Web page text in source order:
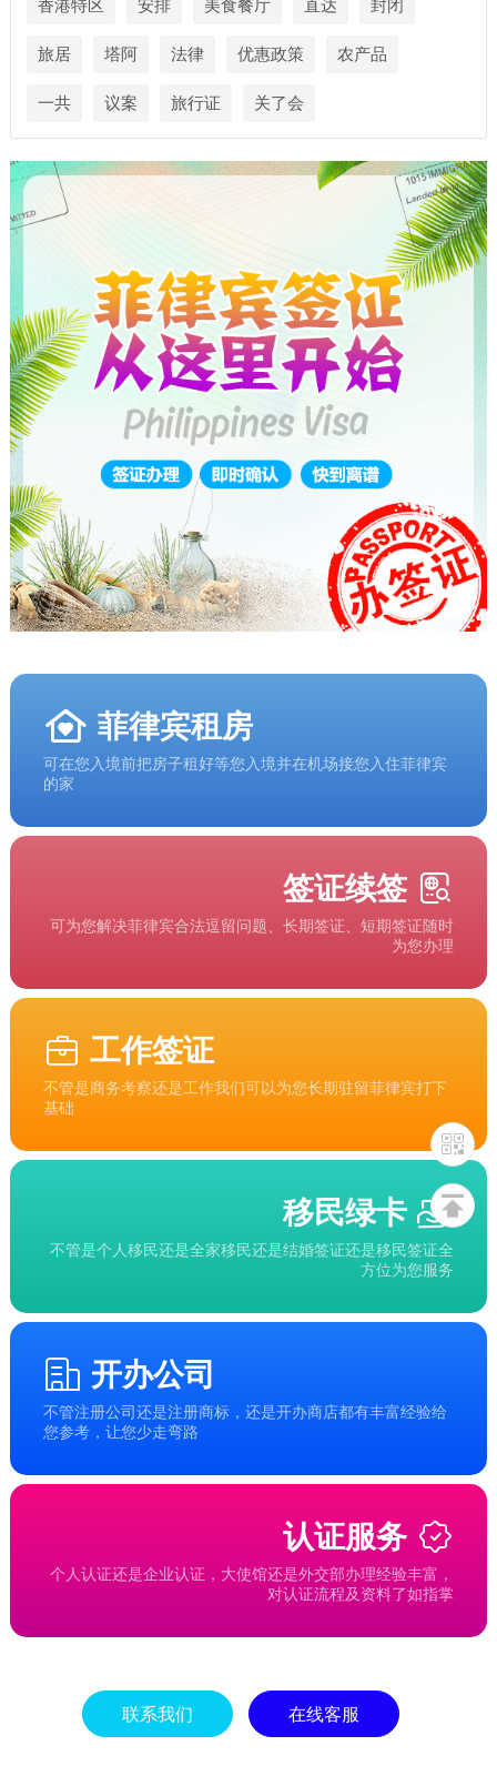
香港特区 安排 美食餐厅 直达 封闭
旅居 塔阿 法律 优惠政策 农产品
一共 议案 旅行证 关了会
菲律宾租房
可在您入境前把房子租好等您入境并在机场接您入住菲律宾
的家
签证续签
可为您解决菲律宾合法逗留问题、长期签证、短期签证随时
为您办理
工作签证
不管是商务考察还是工作我们可以为您长期驻留菲律宾打下
基础
移民绿卡
不管是个人移民还是全家移民还是结婚签证还是移民签证全
方位为您服务
开办公司
不管注册公司还是注册商标，还是开办商店都有丰富经验给
您参考，让您少走弯路
认证服务
个人认证还是企业认证，大使馆还是外交部办理经验丰富，
对认证流程及资料了如指掌
联系我们 在线客服